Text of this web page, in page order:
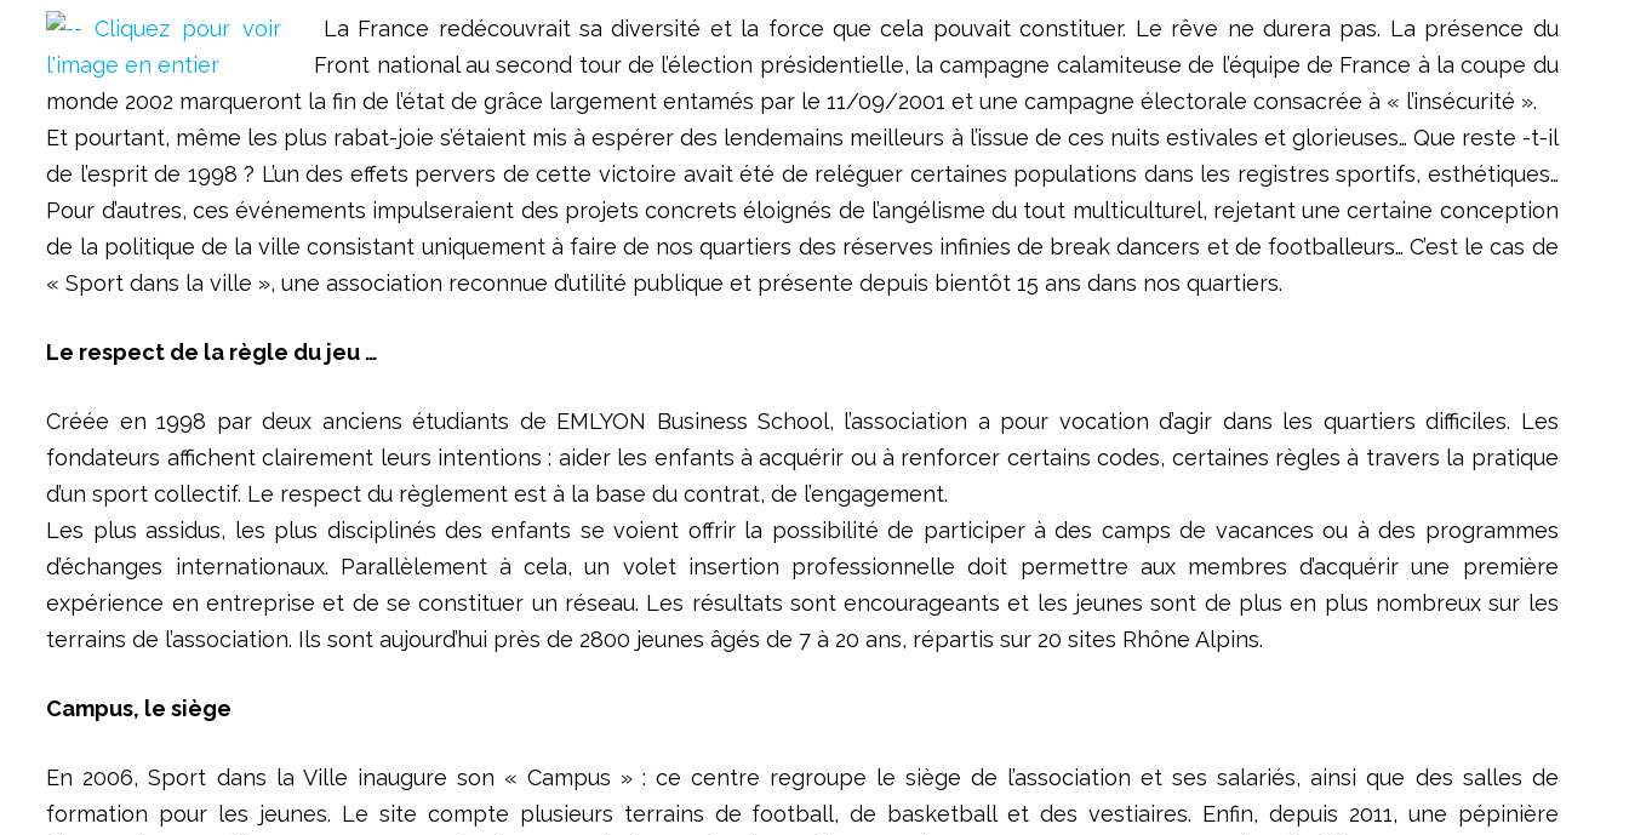
La France redécouvrait sa diversité et la force que cela pouvait constituer. Le rêve ne durera pas. La présence du
Front national au second tour de l’élection présidentielle, la campagne calamiteuse de l’équipe de France à la coupe du
monde 2002 marqueront la fin de l’état de grâce largement entamés par le 11/09/2001 et une campagne électorale consacrée à « l’insécurité ».
Et pourtant, même les plus rabat-joie s’étaient mis à espérer des lendemains meilleurs à l’issue de ces nuits estivales et glorieuses… Que reste -t-il
de l’esprit de 1998 ? L’un des effets pervers de cette victoire avait été de reléguer certaines populations dans les registres sportifs, esthétiques…
Pour d’autres, ces événements impulseraient des projets concrets éloignés de l’angélisme du tout multiculturel, rejetant une certaine conception
de la politique de la ville consistant uniquement à faire de nos quartiers des réserves infinies de break dancers et de footballeurs… C’est le cas de
« Sport dans la ville », une association reconnue d’utilité publique et présente depuis bientôt 15 ans dans nos quartiers.
Le respect de la règle du jeu …
Créée en 1998 par deux anciens étudiants de EMLYON Business School, l’association a pour vocation d’agir dans les quartiers difficiles. Les
fondateurs affichent clairement leurs intentions : aider les enfants à acquérir ou à renforcer certains codes, certaines règles à travers la pratique
d’un sport collectif. Le respect du règlement est à la base du contrat, de l’engagement.
Les plus assidus, les plus disciplinés des enfants se voient offrir la possibilité de participer à des camps de vacances ou à des programmes
d’échanges internationaux. Parallèlement à cela, un volet insertion professionnelle doit permettre aux membres d’acquérir une première
expérience en entreprise et de se constituer un réseau. Les résultats sont encourageants et les jeunes sont de plus en plus nombreux sur les
terrains de l’association. Ils sont aujourd’hui près de 2800 jeunes âgés de 7 à 20 ans, répartis sur 20 sites Rhône Alpins.
Campus, le siège
En 2006, Sport dans la Ville inaugure son « Campus » : ce centre regroupe le siège de l’association et ses salariés, ainsi que des salles de
formation pour les jeunes. Le site compte plusieurs terrains de football, de basketball et des vestiaires. Enfin, depuis 2011, une pépinière